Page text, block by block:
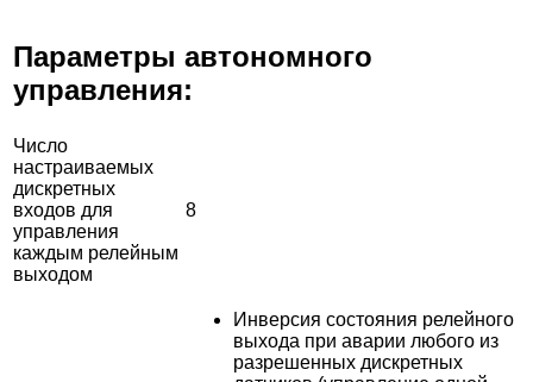
Параметры автономного
управления:
Число
настраиваемых
дискретных
входов для
управления
каждым релейным
выходом
8
Инверсия состояния релейного
выхода при аварии любого из
разрешенных дискретных